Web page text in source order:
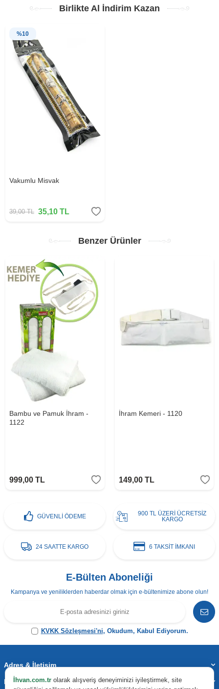
Birlikte Al İndirim Kazan
%10
Vakumlu Misvak
39,00TL 35,10 TL
Benzer Ürünler
Bambu ve Pamuk İhram -
1122
999,00 TL
İhram Kemeri - 1120
149,00TL
GÜVENLİ ÖDEME
900 TL ÜZERİ ÜCRETSİZ
KARGO
24 SAATTE KARGO 6 TAKSİT İMKANI
E-Bülten Aboneliği
Kampanya ve yeniliklerden haberdar olmak için e-bültenimize abone olun!
KVKK Sözleşmesi'ni, Okudum, Kabul Ediyorum.
Adres & İletişim
Kategoriler
İhvan.com.tr olarak alışveriş deneyiminizi iyileştirmek, site